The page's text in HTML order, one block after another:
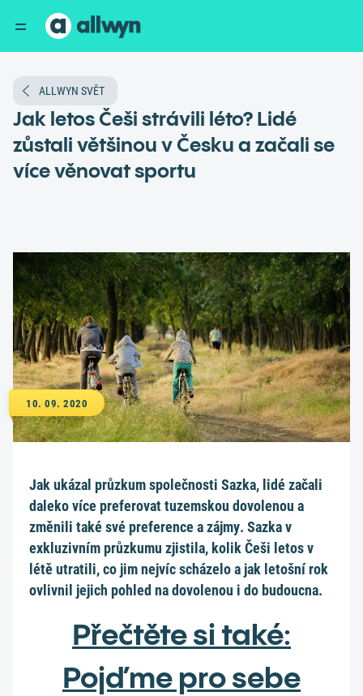
ALLWYN SVĚT
Jak letos Češi strávili léto? Lidé
zůstali většinou v Česku a začali se
více věnovat sportu
10. 09. 2020
Jak ukázal průzkum společnosti Sazka, lidé začali
daleko více preferovat tuzemskou dovolenou a
změnili také své preference a zájmy. Sazka v
exkluzivním průzkumu zjistila, kolik Češi letos v
létě utratili, co jim nejvíc scházelo a jak letošní rok
ovlivnil jejich pohled na dovolenou i do budoucna.
Přečtěte si také:
Pojďme pro sebe